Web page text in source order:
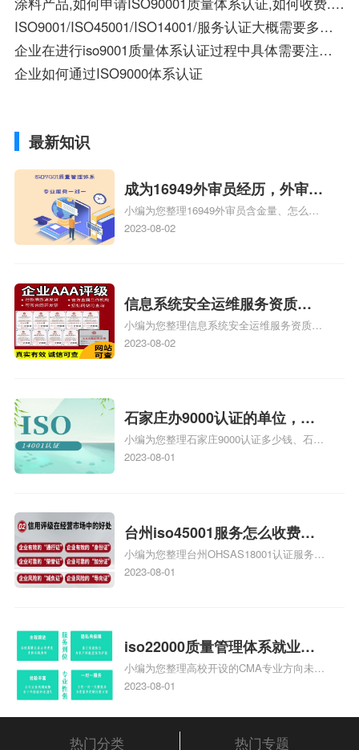
ISO9001/ISO45001/ISO14001/服务认证大概需要多少费用？有没有哪些性价比高的公司推荐？
企业在进行iso9001质量体系认证过程中具体需要注意什么问题
企业如何通过ISO9000体系认证
最新知识
成为16949外审员经历，外审员
16949
小编为您整理16949外审员含金量、怎么才
能成为注册的TS16949:2009的外审员、我
2023-08-02
信息系统安全运维服务资质二
级费用，信息系统安全运维服
务资质二级
小编为您整理信息系统安全运维服务资质认
证证书机构有哪些、安全运维服务资质的费
体系认证知识，详情可查看下方正文！
2023-08-02
石家庄办9000认证的单位，石
家庄9000认证的公司
小编为您整理石家庄9000认证多少钱、石家
庄9000认证价格多少钱、石家庄9000认证
2023-08-01
台州iso45001服务怎么收费，
台州iso45001认证服务怎么收
费
小编为您整理台州OHSAS18001认证服务中
心哪家收费便宜、台州ISO9000认证，哪个
标准是什么相关iso体系认证知识，详情可
查看下方正文！
2023-08-01
iso22000质量管理体系就业方
向，质量管理与认证就业方向
小编为您整理高校开设的CMA专业方向未来
就业前景及就业方向如何、cma就业方向有
和cma未来就业方向、大学生考完cma，就
哪些就业方向相关iso体系认证知识，详情
2023-08-01
热门分类 热门专题